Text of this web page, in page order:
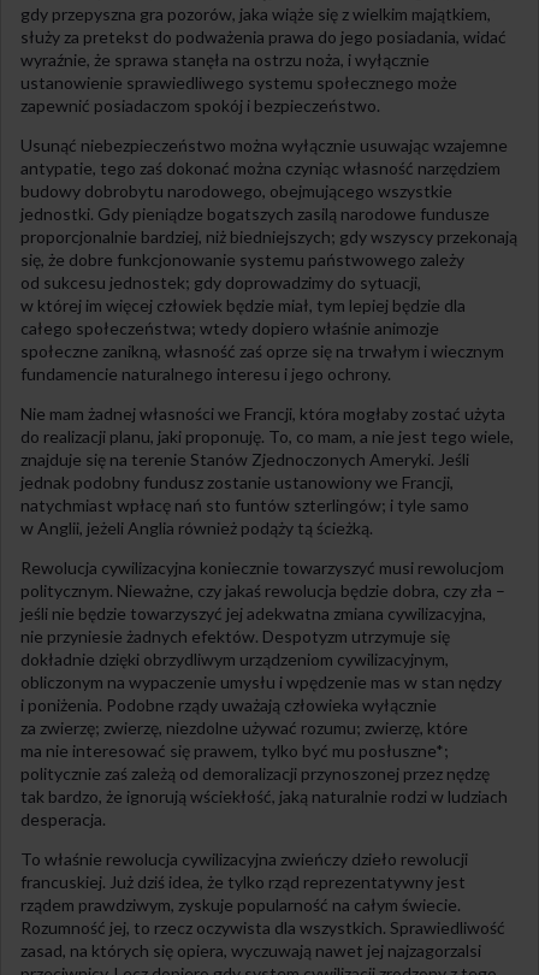
gdy przepyszna gra pozorów, jaka wiąże się z wielkim majątkiem,
służy za pretekst do podważenia prawa do jego posiadania, widać
wyraźnie, że sprawa stanęła na ostrzu noża, i wyłącznie
ustanowienie sprawiedliwego systemu społecznego może
zapewnić posiadaczom spokój i bezpieczeństwo.
Usunąć niebezpieczeństwo można wyłącznie usuwając wzajemne
antypatie, tego zaś dokonać można czyniąc własność narzędziem
budowy dobrobytu narodowego, obejmującego wszystkie
jednostki. Gdy pieniądze bogatszych zasilą narodowe fundusze
proporcjonalnie bardziej, niż biedniejszych; gdy wszyscy przekonają
się, że dobre funkcjonowanie systemu państwowego zależy
od sukcesu jednostek; gdy doprowadzimy do sytuacji,
w której im więcej człowiek będzie miał, tym lepiej będzie dla
całego społeczeństwa; wtedy dopiero właśnie animozje
społeczne zanikną, własność zaś oprze się na trwałym i wiecznym
fundamencie naturalnego interesu i jego ochrony.
Nie mam żadnej własności we Francji, która mogłaby zostać użyta
do realizacji planu, jaki proponuję. To, co mam, a nie jest tego wiele,
znajduje się na terenie Stanów Zjednoczonych Ameryki. Jeśli
jednak podobny fundusz zostanie ustanowiony we Francji,
natychmiast wpłacę nań sto funtów szterlingów; i tyle samo
w Anglii, jeżeli Anglia również podąży tą ścieżką.
Rewolucja cywilizacyjna koniecznie towarzyszyć musi rewolucjom
politycznym. Nieważne, czy jakaś rewolucja będzie dobra, czy zła –
jeśli nie będzie towarzyszyć jej adekwatna zmiana cywilizacyjna,
nie przyniesie żadnych efektów. Despotyzm utrzymuje się
dokładnie dzięki obrzydliwym urządzeniom cywilizacyjnym,
obliczonym na wypaczenie umysłu i wpędzenie mas w stan nędzy
i poniżenia. Podobne rządy uważają człowieka wyłącznie
za zwierzę; zwierzę, niezdolne używać rozumu; zwierzę, które
ma nie interesować się prawem, tylko być mu posłuszne*;
politycznie zaś zależą od demoralizacji przynoszonej przez nędzę
tak bardzo, że ignorują wściekłość, jaką naturalnie rodzi w ludziach
desperacja.
To właśnie rewolucja cywilizacyjna zwieńczy dzieło rewolucji
francuskiej. Już dziś idea, że tylko rząd reprezentatywny jest
rządem prawdziwym, zyskuje popularność na całym świecie.
Rozumność jej, to rzecz oczywista dla wszystkich. Sprawiedliwość
zasad, na których się opiera, wyczuwają nawet jej najzagorzalsi